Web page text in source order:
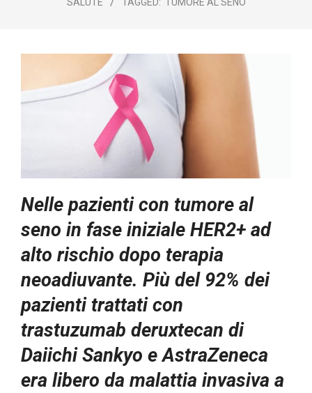
Nelle pazienti con tumore al
seno in fase iniziale HER2+ ad
alto rischio dopo terapia
neoadiuvante. Più del 92% dei
pazienti trattati con
trastuzumab deruxtecan di
Daiichi Sankyo e AstraZeneca
era libero da malattia invasiva a